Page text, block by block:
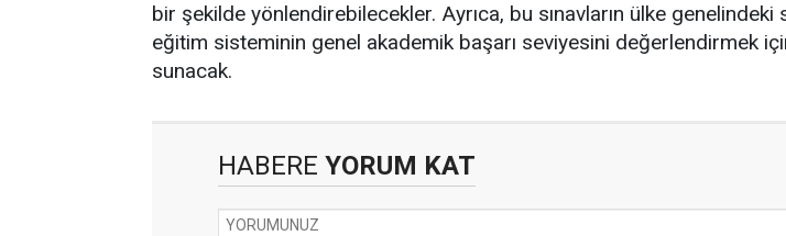
bir şekilde yönlendirebilecekler. Ayrıca, bu sınavların ülke genelindeki
eğitim sisteminin genel akademik başarı seviyesini değerlendirmek
sunacak.
HABERE YORUM KAT